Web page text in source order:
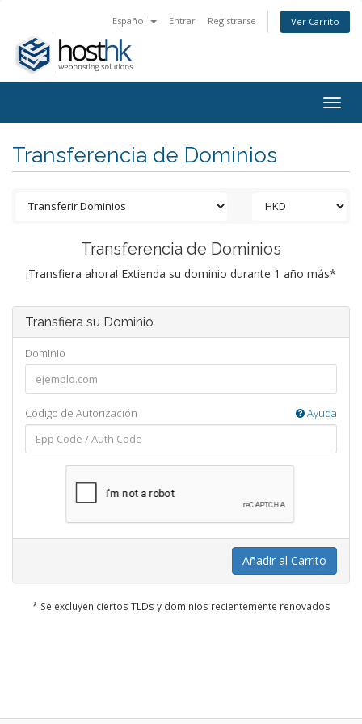
Español Entrar Registrarse Ver Carrito
Transferencia de Dominios
Transferencia de Dominios
¡Transfiera ahora! Extienda su dominio durante 1 año más*
Transfiera su Dominio
Dominio
Código de Autorización Ayuda
Añadir al Carrito
* Se excluyen ciertos TLDs y dominios recientemente renovados